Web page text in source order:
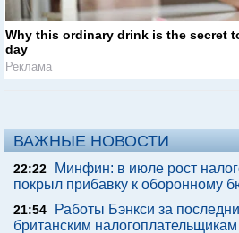
Why this ordinary drink is the secret
day
Реклама
ВАЖНЫЕ НОВОСТИ
22:22
Минфин: в июле рост
покрыл прибавку к оборонному
21:54
Работы Бэнкси за
британским